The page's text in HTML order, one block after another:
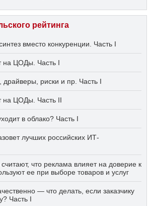
рейтинга
вместо конкуренции. Часть I
на ЦОДы. Часть I
риски и пр. Часть I
на ЦОДы. Часть II
в облако? Часть I
лучших российских ИТ-
что реклама влияет на доверие к
ее при выборе товаров и услуг
— что делать, если заказчику
Часть I